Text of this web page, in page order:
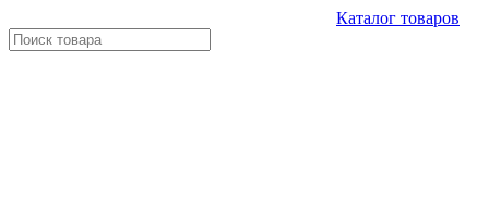
Каталог товаров